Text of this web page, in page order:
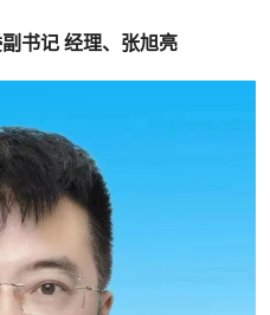
书记 经理、张旭亮